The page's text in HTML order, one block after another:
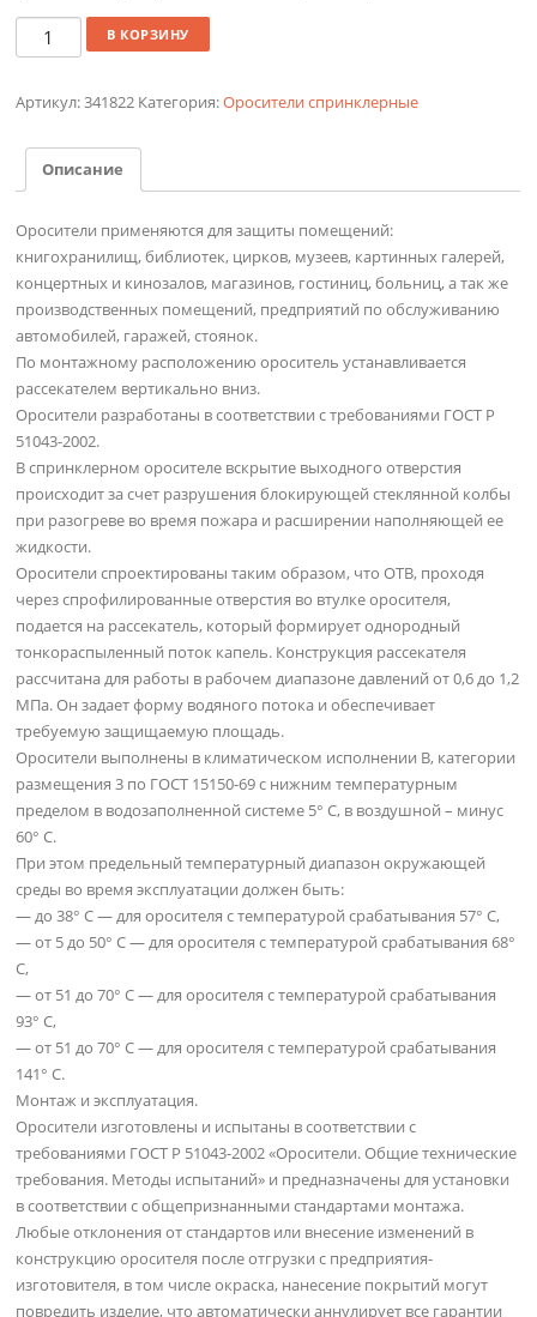
Количество
В КОРЗИНУ
Артикул:341822 Категория:Оросители спринклерные
Описание
Оросители применяются для защиты помещений:
книгохранилищ, библиотек, цирков, музеев, картинных галерей,
концертных и кинозалов, магазинов, гостиниц, больниц, а так же
производственных помещений, предприятий по обслуживанию
автомобилей, гаражей, стоянок.
По монтажному расположению ороситель устанавливается
рассекателем вертикально вниз.
Оросители разработаны в соответствии с требованиями ГОСТ Р
51043-2002.
В спринклерном оросителе вскрытие выходного отверстия
происходит за счет разрушения блокирующей стеклянной колбы
при разогреве во время пожара и расширении наполняющей ее
жидкости.
Оросители спроектированы таким образом, что ОТВ, проходя
через спрофилированные отверстия во втулке оросителя,
подается на рассекатель, который формирует однородный
тонкораспыленный поток капель. Конструкция рассекателя
рассчитана для работы в рабочем диапазоне давлений от 0,6 до 1,2
МПа. Он задает форму водяного потока и обеспечивает
требуемую защищаемую площадь.
Оросители выполнены в климатическом исполнении В, категории
размещения 3 по ГОСТ 15150-69 с нижним температурным
пределом в водозаполненной системе 5° С, в воздушной – минус
60° С.
При этом предельный температурный диапазон окружающей
среды во время эксплуатации должен быть:
— до 38° С — для оросителя с температурой срабатывания 57° С,
— от 5 до 50° С — для оросителя с температурой срабатывания 68°
С,
— от 51 до 70° С — для оросителя с температурой срабатывания
93° С,
— от 51 до 70° С — для оросителя с температурой срабатывания
141° С.
Монтаж и эксплуатация.
Оросители изготовлены и испытаны в соответствии с
требованиями ГОСТ Р 51043-2002 «Оросители. Общие технические
требования. Методы испытаний» и предназначены для установки
в соответствии с общепризнанными стандартами монтажа.
Любые отклонения от стандартов или внесение изменений в
конструкцию оросителя после отгрузки с предприятия-
изготовителя, в том числе окраска, нанесение покрытий могут
повредить изделие, что автоматически аннулирует все гарантии